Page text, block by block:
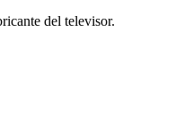
del televisor.